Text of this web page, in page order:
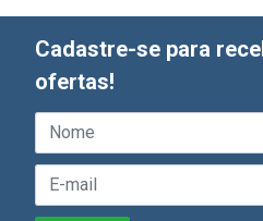
Cadastre-se para
ofertas!